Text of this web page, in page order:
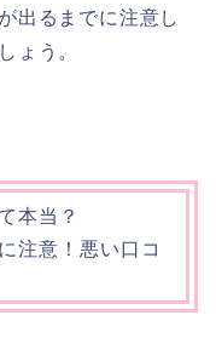
出るまでに注意し
ょう。
本当？
注意！悪い口コ